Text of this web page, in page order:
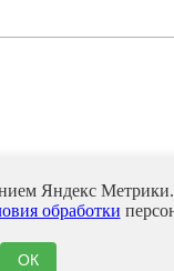
Яндекс
обработки
ОК